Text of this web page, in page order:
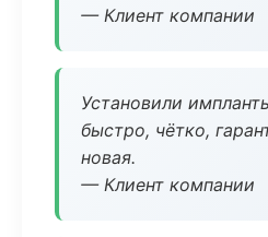
— Клиент компании
Установили
быстро, чётко,
новая.
— Клиент компании